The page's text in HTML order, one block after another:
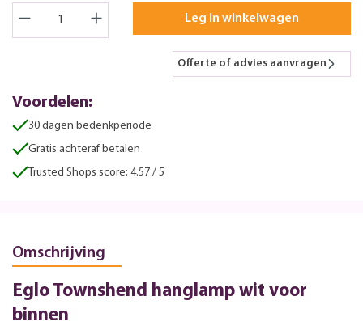
Leg in winkelwagen
Offerte of advies aanvragen
Voordelen:
30 dagen bedenkperiode
Gratis achteraf betalen
Trusted Shops score: 4.57 / 5
Omschrijving
Eglo Townshend hanglamp wit voor
binnen